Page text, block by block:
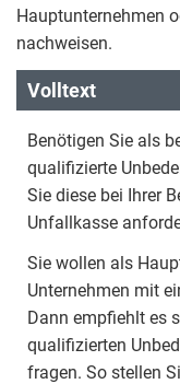
Hauptunternehmen
nachweisen.
Volltext
Benötigen Sie als
qualifizierte
Sie diese bei Ihrer
Unfallkasse
Sie wollen als
Unternehmen mit
Dann empfiehlt es
qualifizierten
fragen. So stellen